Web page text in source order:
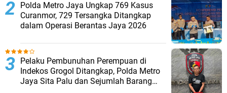
Polda Metro Jaya Ungkap 769 Kasus
Curanmor, 729 Tersangka Ditangkap
dalam Operasi Berantas Jaya 2026‎
Pelaku Pembunuhan Perempuan di
Indekos Grogol Ditangkap, Polda Metro
Jaya Sita Palu dan Sejumlah Barang